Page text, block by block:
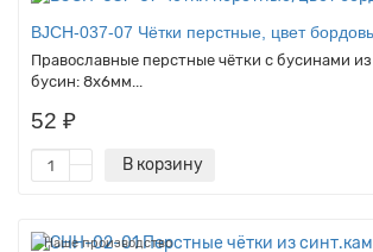
BJCH-037-07 Чётки перстные, цвет
Православные перстные чётки с бусинами
бусин: 8х6мм...
52 ₽
В корзину
Наше производство